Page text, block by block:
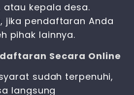
atau kepala desa.
jika pendaftaran Anda
pihak lainnya.
Secara Online
sudah terpenuhi,
langsung